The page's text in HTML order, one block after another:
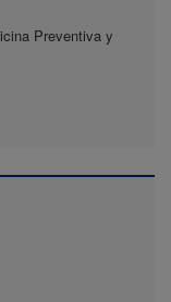
Preventiva y